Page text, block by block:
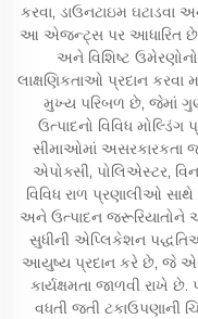
કરવા, ડાઉનટાઇમ ઘટાડવા
આ એજન્ટ્સ પર આધારિત છે.
અને વિશિષ્ટ
લાક્ષણિકતાઓ પ્રદાન કરવા
મુખ્ય પરિબળ છે, જેમાં
ઉત્પાદનો વિવિધ
સીમાઓમાં અસરકારકતા
એપોક્સી, પોલિએસ્ટર,
વિવિધ રાળ પ્રણાલીઓ
અને ઉત્પાદન જરૂરિયાતોને
સુધીની એપ્લિકેશન
આયુષ્ય પ્રદાન કરે છે, જે
કાર્યક્ષમતા જાળવી રાખે છે.
વધતી જતી ટકાઉપણાની